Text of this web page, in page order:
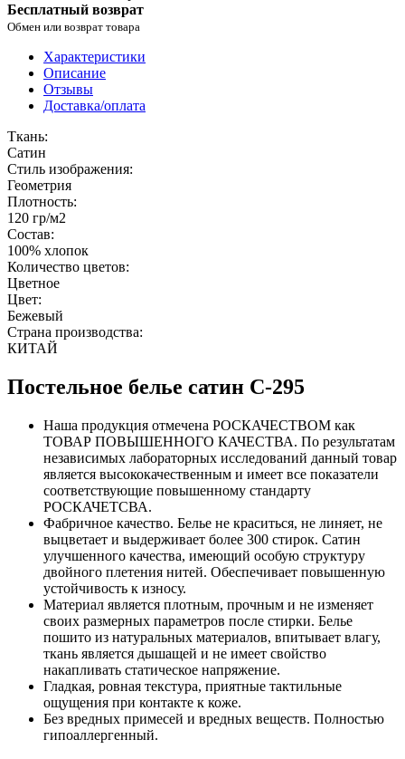
Бесплатный возврат
Обмен или возврат товара
Характеристики
Описание
Отзывы
Доставка/оплата
Ткань:
Сатин
Стиль изображения:
Геометрия
Плотность:
120 гр/м2
Состав:
100% хлопок
Количество цветов:
Цветное
Цвет:
Бежевый
Страна производства:
КИТАЙ
Постельное белье сатин С-295
Наша продукция отмечена РОСКАЧЕСТВОМ как
ТОВАР ПОВЫШЕННОГО КАЧЕСТВА. По результатам
независимых лабораторных исследований данный товар
является высококачественным и имеет все показатели
соответствующие повышенному стандарту
РОСКАЧЕТСВА.
Фабричное качество. Белье не краситься, не линяет, не
выцветает и выдерживает более 300 стирок. Сатин
улучшенного качества, имеющий особую структуру
двойного плетения нитей. Обеспечивает повышенную
устойчивость к износу.
Материал является плотным, прочным и не изменяет
своих размерных параметров после стирки. Белье
пошито из натуральных материалов, впитывает влагу,
ткань является дышащей и не имеет свойство
накапливать статическое напряжение.
Гладкая, ровная текстура, приятные тактильные
ощущения при контакте к коже.
Без вредных примесей и вредных веществ. Полностью
гипоаллергенный.